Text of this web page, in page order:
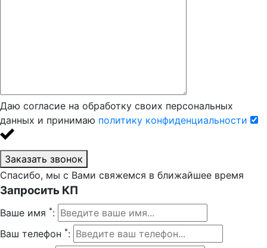
Даю согласие на обработку своих персональных
данных и принимаю политику конфиденциальности
Заказать звонок
Спасибо, мы с Вами свяжемся в ближайшее время
Запросить КП
Ваше имя *:
Ваш телефон *: